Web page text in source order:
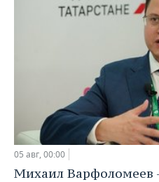
05 авг, 00:00
Михаил Варфоломеев